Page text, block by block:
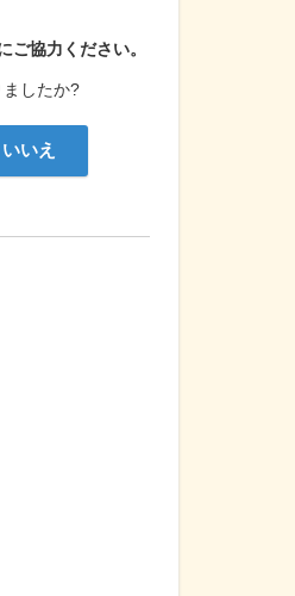
ご協力ください。
したか?
いいえ